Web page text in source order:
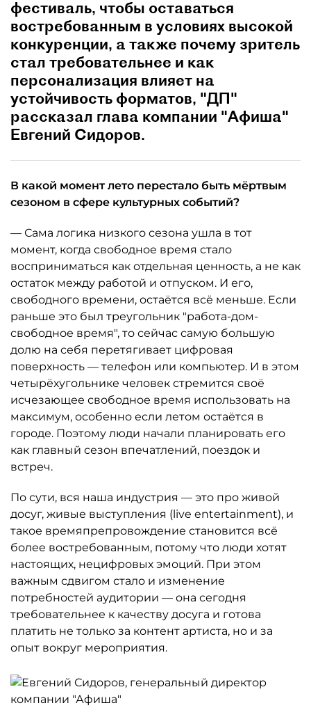
фестиваль, чтобы оставаться
востребованным в условиях высокой
конкуренции, а также почему зритель
стал требовательнее и как
персонализация влияет на
устойчивость форматов, "ДП"
рассказал глава компании "Афиша"
Евгений Сидоров.
В какой момент лето перестало быть мёртвым
сезоном в сфере культурных событий?
— Сама логика низкого сезона ушла в тот
момент, когда свободное время стало
восприниматься как отдельная ценность, а не как
остаток между работой и отпуском. И его,
свободного времени, остаётся всё меньше. Если
раньше это был треугольник "работа-дом-
свободное время", то сейчас самую большую
долю на себя перетягивает цифровая
поверхность — телефон или компьютер. И в этом
четырёхугольнике человек стремится своё
исчезающее свободное время использовать на
максимум, особенно если летом остаётся в
городе. Поэтому люди начали планировать его
как главный сезон впечатлений, поездок и
встреч.
По сути, вся наша индустрия — это про живой
досуг, живые выступления (live entertainment), и
такое времяпрепровождение становится всё
более востребованным, потому что люди хотят
настоящих, нецифровых эмоций. При этом
важным сдвигом стало и изменение
потребностей аудитории — она сегодня
требовательнее к качеству досуга и готова
платить не только за контент артиста, но и за
опыт вокруг мероприятия.